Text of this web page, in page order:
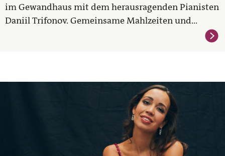
im Gewandhaus mit dem herausragenden Pianisten
Daniil Trifonov. Gemeinsame Mahlzeiten und...